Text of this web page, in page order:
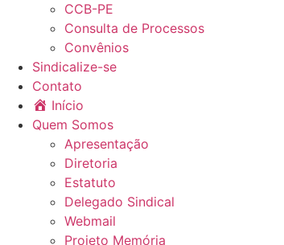
CCB-PE
Consulta de Processos
Convênios
Sindicalize-se
Contato
Início
Quem Somos
Apresentação
Diretoria
Estatuto
Delegado Sindical
Webmail
Projeto Memória